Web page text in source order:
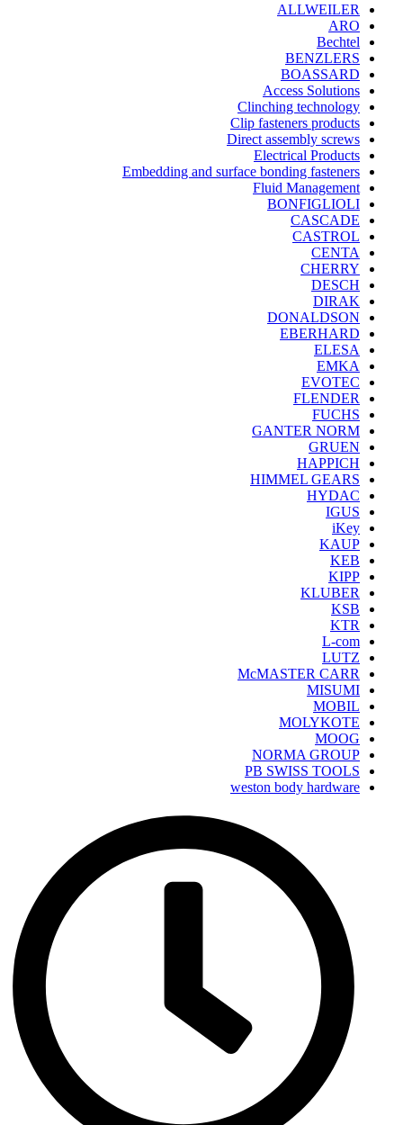
ALLWEILER
ARO
Bechtel
BENZLERS
BOASSARD
Access Solutions
Clinching technology
Clip fasteners products
Direct assembly screws
Electrical Products
Embedding and surface bonding fasteners
Fluid Management
BONFIGLIOLI
CASCADE
CASTROL
CENTA
CHERRY
DESCH
DIRAK
DONALDSON
EBERHARD
ELESA
EMKA
EVOTEC
FLENDER
FUCHS
GANTER NORM
GRUEN
HAPPICH
HIMMEL GEARS
HYDAC
IGUS
iKey
KAUP
KEB
KIPP
KLUBER
KSB
KTR
L-com
LUTZ
McMASTER CARR
MISUMI
MOBIL
MOLYKOTE
MOOG
NORMA GROUP
PB SWISS TOOLS
weston body hardware